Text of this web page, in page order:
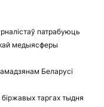
патрабуюць
медыясферы
Беларусі
таргах тыдня